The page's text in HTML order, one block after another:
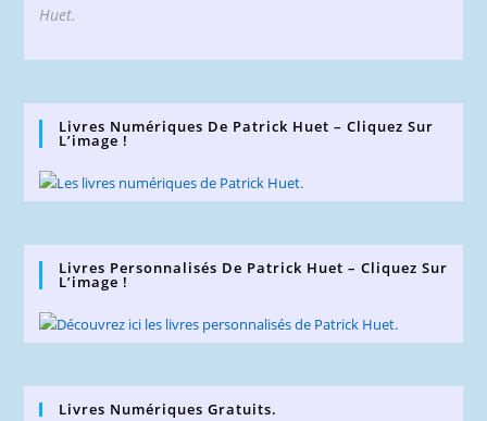
Huet.
Livres Numériques De Patrick Huet – Cliquez Sur
L’image !
Livres Personnalisés De Patrick Huet – Cliquez Sur
L’image !
Livres Numériques Gratuits.